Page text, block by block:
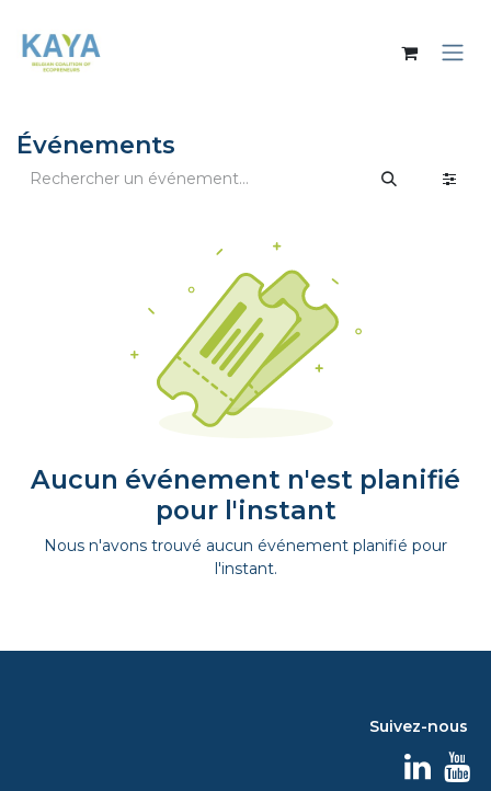
Événements
Aucun événement n'est planifié
pour l'instant
Nous n'avons trouvé aucun événement planifié pour
l'instant.
Suivez-nous